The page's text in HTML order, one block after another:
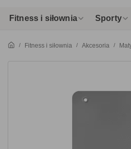
Fitness i siłownia Sporty
Fitness i siłownia Akcesoria